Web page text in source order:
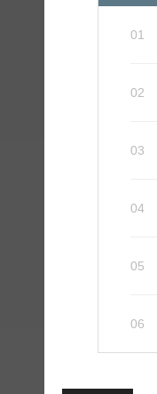
01
02
03
04
05
06